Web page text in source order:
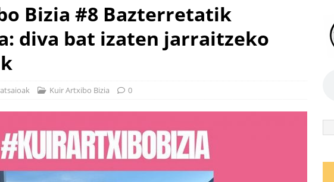
Bizia #8 Bazterretatik
diva bat izaten jarraitzeko
Kuir Artxibo Bizia 0